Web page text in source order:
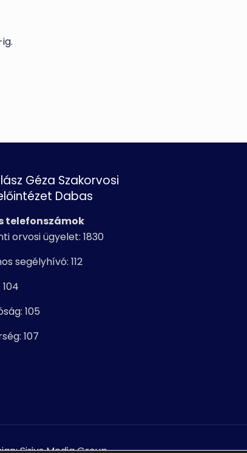
Géza Szakorvosi
Dabas
telefonszámok
orvosi ügyelet: 1830
segélyhívó: 112
105
107